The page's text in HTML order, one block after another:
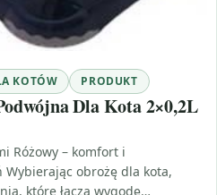
KOTÓW PRODUKT
Dla Kota 2×0,2L
Różowy – komfort i
obrożę dla kota,
które łączą wygodę